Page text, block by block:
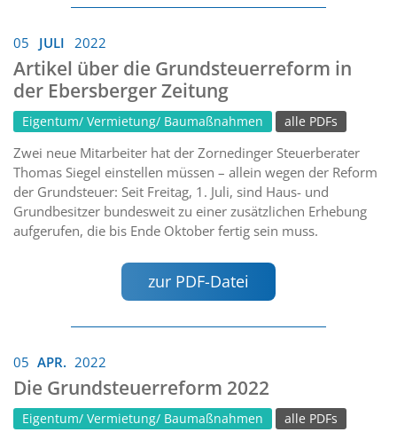
05 JULI 2022
Artikel über die Grundsteuerreform in
der Ebersberger Zeitung
Eigentum/ Vermietung/ Baumaßnahmen alle PDFs
Zwei neue Mitarbeiter hat der Zornedinger Steuerberater
Thomas Siegel einstellen müssen – allein wegen der Reform
der Grundsteuer: Seit Freitag, 1. Juli, sind Haus- und
Grundbesitzer bundesweit zu einer zusätzlichen Erhebung
aufgerufen, die bis Ende Oktober fertig sein muss.
zur PDF-Datei
05 APR. 2022
Die Grundsteuerreform 2022
Eigentum/ Vermietung/ Baumaßnahmen alle PDFs